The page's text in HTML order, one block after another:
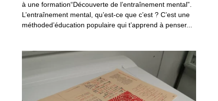
à une formation“Découverte de l’entraînement mental”.
L’entraînement mental, qu’est-ce que c’est ? C’est une
méthoded’éducation populaire qui t’apprend à penser...